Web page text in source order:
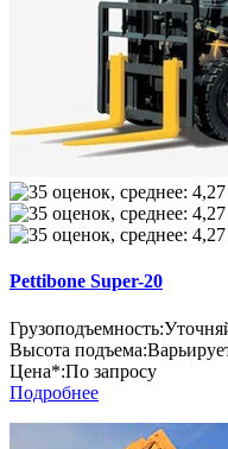
Pettibone Super-20
Грузоподъемность:
Высота подъема:
Цена*:По запросу
Подробнее